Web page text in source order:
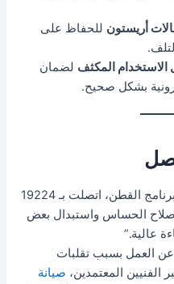
أريستون للحفاظ على
الاستخدام المكثف لضمان
بشكل صحيح.
“توقف الغسالة أثناء برنامج القطن، اتصلت بـ 19224
الحساس واستبدال بعض
عالية.”
العمل بسبب تقلبات
الفنيين المعتمدين، صيانة